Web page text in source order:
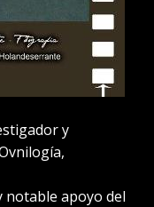
y
notable apoyo del